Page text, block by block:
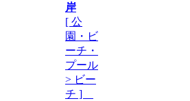
岸
[ 公
園・ビ
ーチ・
プール
> ビー
チ ]